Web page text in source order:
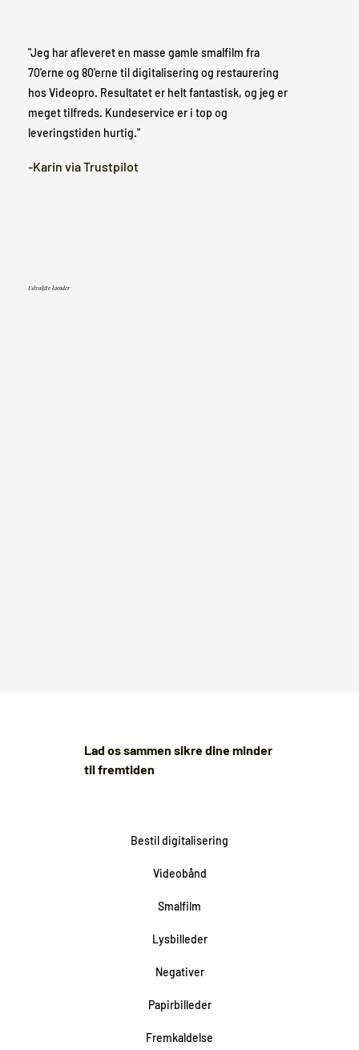
"Jeg har afleveret en masse gamle smalfilm fra
70'erne og 80'erne til digitalisering og restaurering
hos Videopro. Resultatet er helt fantastisk, og jeg er
meget tilfreds. Kundeservice er i top og
leveringstiden hurtig."
-Karin via Trustpilot
Udvalgte kunder
Lad os sammen sikre dine minder
til fremtiden
Bestil digitalisering
Videobånd
Smalfilm
Lysbilleder
Negativer
Papirbilleder
Fremkaldelse